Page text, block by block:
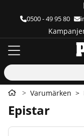
0500 - 49 95 80
Varumärken
Epistar